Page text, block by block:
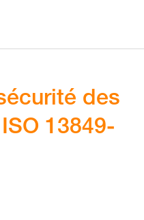
des
13849-